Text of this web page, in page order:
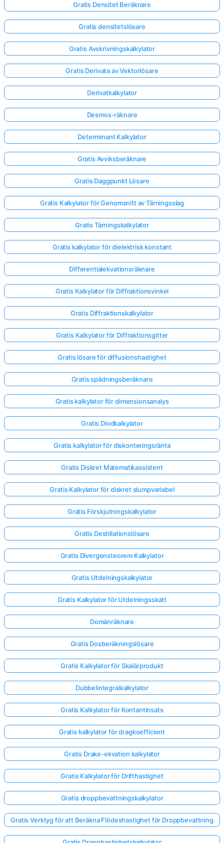
in
här!
Gratis Densitet Beräknare
Gratis densitetslösare
Gratis Avskrivningskalkylator
Gratis Derivata av Vektorlösare
Derivatkalkylator
Desmos-räknare
Determinant Kalkylator
Gratis Avviksberäknare
Gratis Daggpunkt Lösare
Gratis Kalkylator för Genomsnitt av Tärningsslag
Gratis Tärningskalkylator
Gratis kalkylator för dielektrisk konstant
Differentialekvationsräknare
Gratis Kalkylator för Diffraktionsvinkel
Gratis Diffraktionskalkylator
Gratis Kalkylator för Diffraktionsgitter
Gratis lösare för diffusionshastighet
Gratis spädningsberäknare
Gratis kalkylator för dimensionsanalys
Gratis Diodkalkylator
Gratis kalkylator för diskonteringsränta
Gratis Diskret Matematikassistent
Gratis Kalkylator för diskret slumpvariabel
Gratis Förskjutningskalkylator
Gratis Destillationslösare
Gratis Divergensteorem Kalkylator
Gratis Utdelningskalkylator
Gratis Kalkylator för Utdelningsskatt
Domänräknare
Gratis Dosberäkningslösare
Gratis Kalkylator för Skalärprodukt
Dubbelintegralkalkylator
Gratis Kalkylator för Kontantinsats
Gratis kalkylator för dragkoefficient
Gratis Drake-ekvation kalkylator
Gratis Kalkylator för Drifthastighet
Gratis droppbevattningskalkylator
Gratis Verktyg för att Beräkna Flödeshastighet för Droppbevattning